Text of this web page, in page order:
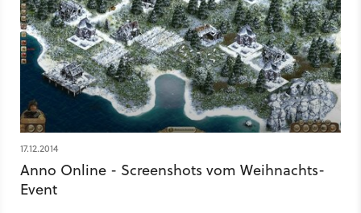
17.12.2014
Anno Online - Screenshots vom Weihnachts-
Event